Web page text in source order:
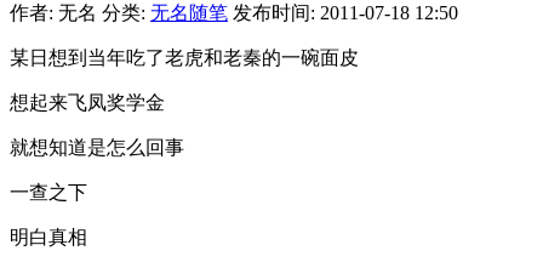
作者: 无名 分类: 无名随笔 发布时间: 2011-07-18 12:50
某日想到当年吃了老虎和老秦的一碗面皮
想起来飞凤奖学金
就想知道是怎么回事
一查之下
明白真相